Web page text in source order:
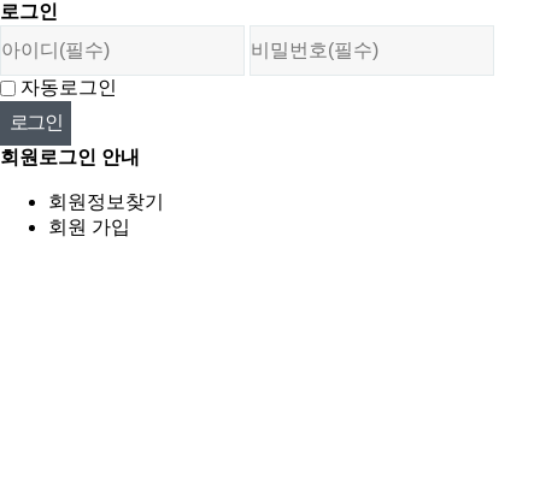
로그인
자동로그인
회원로그인 안내
회원정보찾기
회원 가입